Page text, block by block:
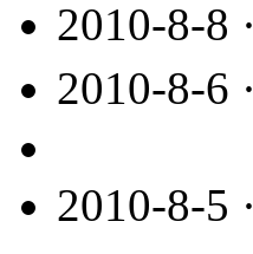
2010-8-8 ·
2010-8-6 ·
2010-8-5 ·